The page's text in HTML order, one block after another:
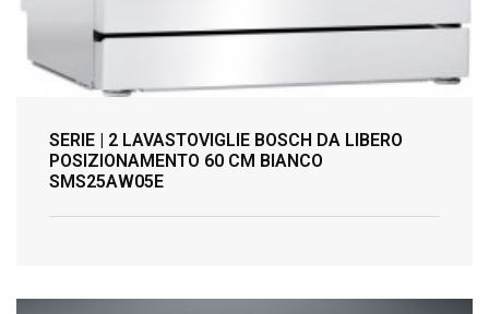
SERIE | 2 LAVASTOVIGLIE BOSCH DA LIBERO
POSIZIONAMENTO 60 CM BIANCO
SMS25AW05E